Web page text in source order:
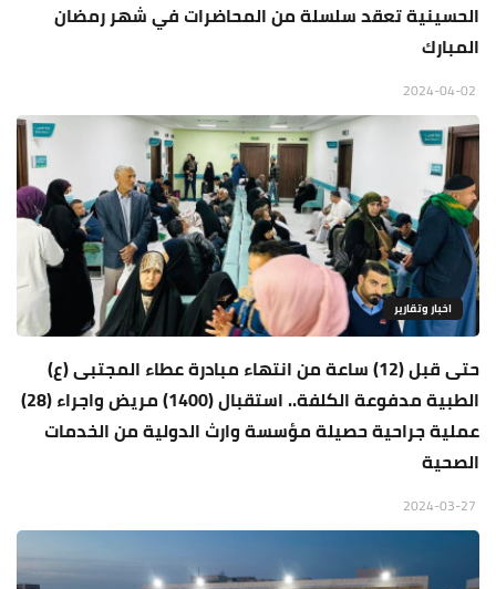
الحسينية تعقد سلسلة من المحاضرات في شهر رمضان
المبارك
اخبار وتقارير
حتى قبل (12) ساعة من انتهاء مبادرة عطاء المجتبى (ع)
الطبية مدفوعة الكلفة.. استقبال (1400) مريض واجراء (28)
عملية جراحية حصيلة مؤسسة وارث الدولية من الخدمات
الصحية